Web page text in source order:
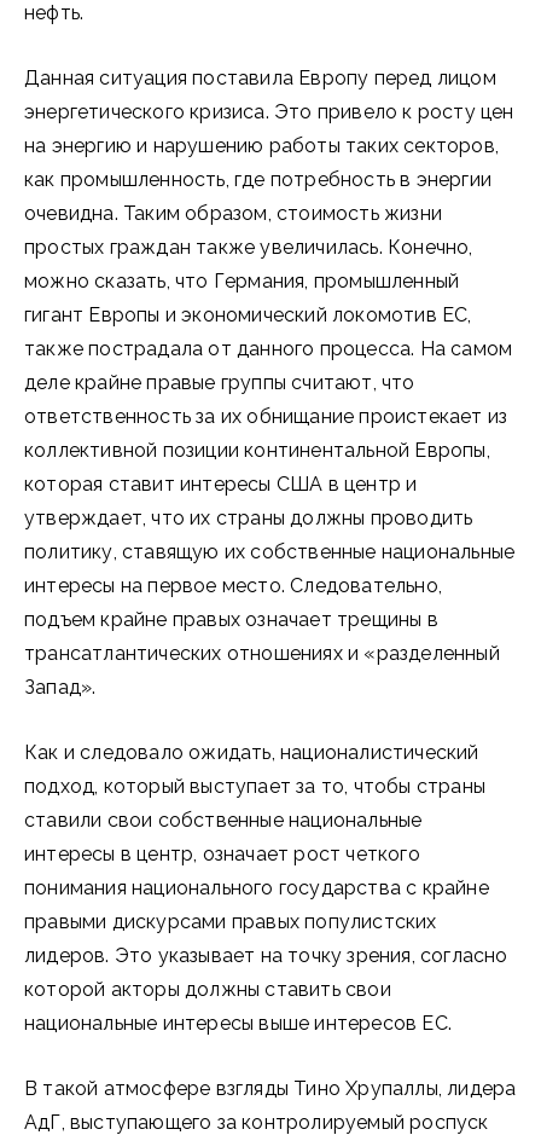
нефть.
Данная ситуация поставила Европу перед лицом
энергетического кризиса. Это привело к росту цен
на энергию и нарушению работы таких секторов,
как промышленность, где потребность в энергии
очевидна. Таким образом, стоимость жизни
простых граждан также увеличилась. Конечно,
можно сказать, что Германия, промышленный
гигант Европы и экономический локомотив ЕС,
также пострадала от данного процесса. На самом
деле крайне правые группы считают, что
ответственность за их обнищание проистекает из
коллективной позиции континентальной Европы,
которая ставит интересы США в центр и
утверждает, что их страны должны проводить
политику, ставящую их собственные национальные
интересы на первое место. Следовательно,
подъем крайне правых означает трещины в
трансатлантических отношениях и «разделенный
Запад».
Как и следовало ожидать, националистический
подход, который выступает за то, чтобы страны
ставили свои собственные национальные
интересы в центр, означает рост четкого
понимания национального государства с крайне
правыми дискурсами правых популистских
лидеров. Это указывает на точку зрения, согласно
которой акторы должны ставить свои
национальные интересы выше интересов ЕС.
В такой атмосфере взгляды Тино Хрупаллы, лидера
АдГ, выступающего за контролируемый роспуск